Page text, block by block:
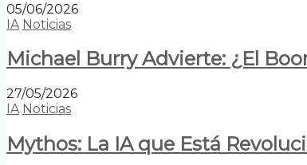
05/06/2026
IA Noticias
Michael Burry Advierte: ¿El
27/05/2026
IA Noticias
Mythos: La IA que Está